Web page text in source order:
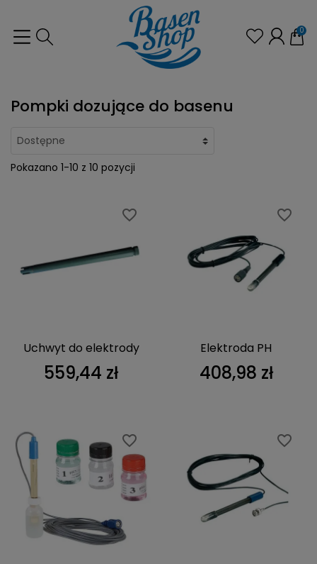
0
Pompki dozujące do basenu
Pokazano 1-10 z 10 pozycji
favorite_border
Uchwyt do elektrody
559,44 zł
favorite_border
Elektroda PH
408,98 zł
favorite_border favorite_border